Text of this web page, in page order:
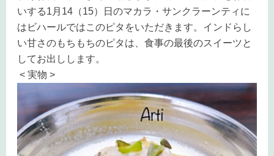
いする1月14（15）日のマカラ・サンクラーンティに
はビハールではこのピタをいただきます。インドらし
い甘さのもちもちのピタは、食事の最後のスイーツと
してお出しします。
< 実物 >